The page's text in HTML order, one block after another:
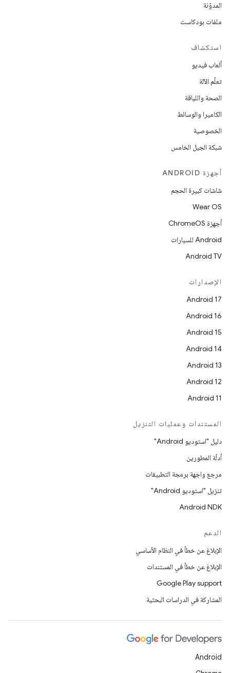
المدوّنة
ملفات بودكاست
استكشاف
ألعاب فيديو
تعلُم الآلة
الصحة واللياقة
الكاميرا والوسائط
الخصوصية
شبكة الجيل الخامس
أجهزة ANDROID
شاشات كبيرة الحجم
Wear OS
أجهزة ChromeOS
Android للسيارات
Android TV
الإصدارات
Android 17
Android 16
Android 15
Android 14
Android 13
Android 12
Android 11
المستندات وعمليات التنزيل
دليل "استوديو Android"
أدلّة المطورين
مرجع واجهة برمجة التطبيقات
تنزيل "استوديو Android"
Android NDK
الدعم
الإبلاغ عن خطأ في النظام الأساسي
الإبلاغ عن خطأ في المستندات
Google Play support
المشاركة في الدراسات البحثية
Android